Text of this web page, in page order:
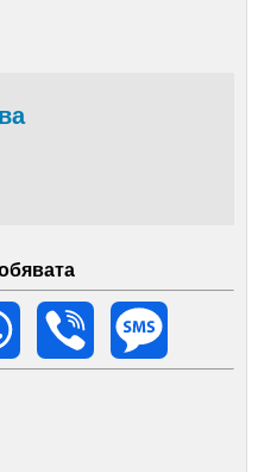
WhatsApp Viber